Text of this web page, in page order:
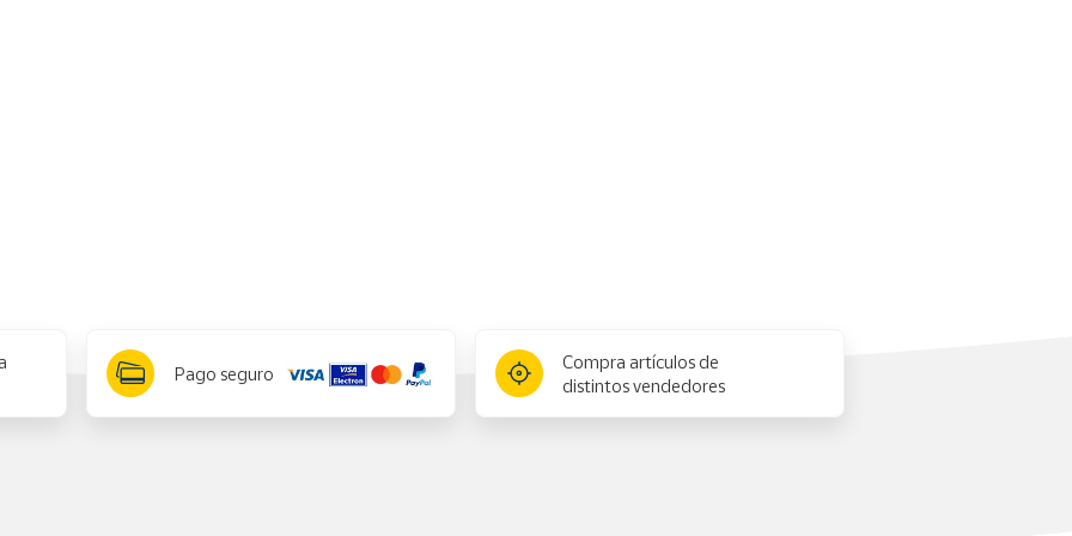
Pago seguro
Compra artículos de
distintos vendedores